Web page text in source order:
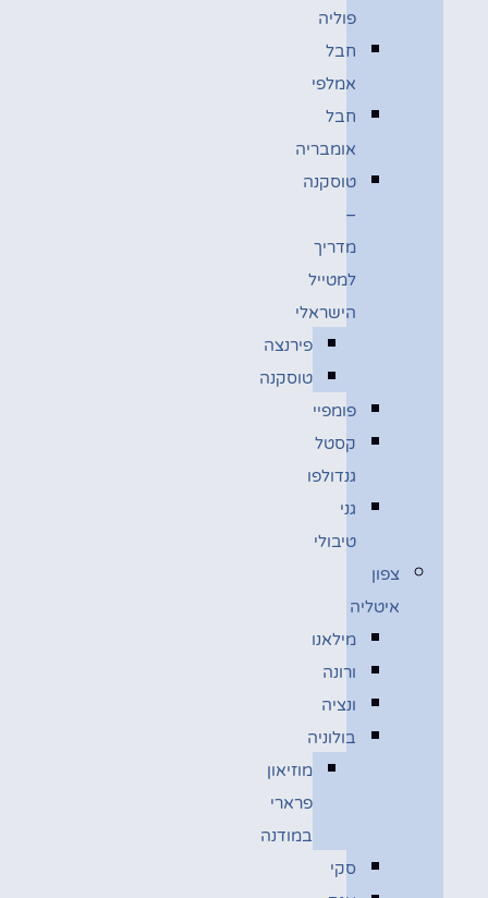
פוליה
חבל
אמלפי
חבל
אומבריה
טוסקנה
–
מדריך
למטייל
הישראלי
פירנצה
טוסקנה
פומפיי
קסטל
גנדולפו
גני
טיבולי
צפון
איטליה
מילאנו
ורונה
ונציה
בולוניה
מוזיאון
פרארי
במודנה
סקי